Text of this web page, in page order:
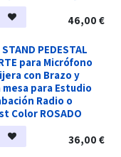
46,00 €
STAND PEDESTAL
para Micrófono
con Brazo y
mesa para Estudio
Radio o
Color ROSADO
36,00 €